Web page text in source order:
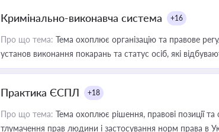
Кримінально-виконавча система +16
Про що тема: Тема охоплює організацію та правове
установ виконання покарань та статус осіб, які
Практика ЄСПЛ +18
Про що тема: Тема охоплює рішення, правові позиції
тлумачення прав людини і застосування норм права в